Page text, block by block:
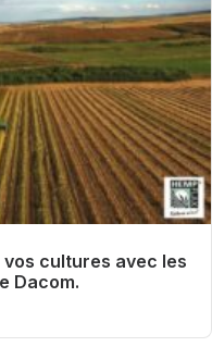
cultures avec les
Dacom.